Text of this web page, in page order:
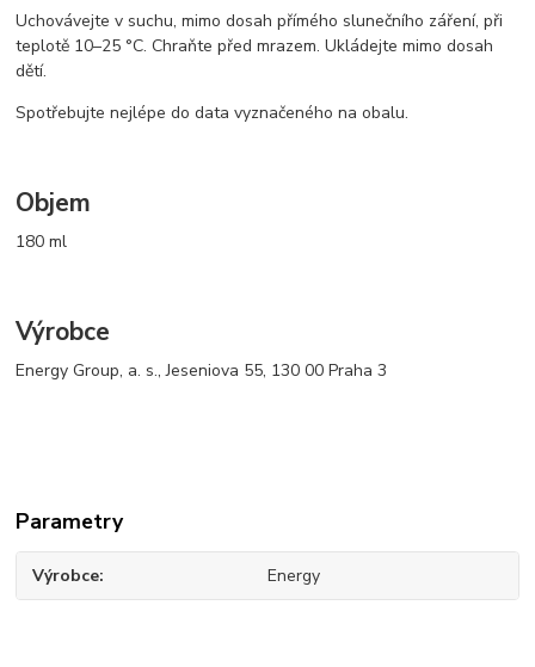
Uchovávejte v suchu, mimo dosah přímého slunečního záření, při
teplotě 10–25 °C. Chraňte před mrazem. Ukládejte mimo dosah
dětí.
Spotřebujte nejlépe do data vyznačeného na obalu.
Objem
180 ml
Výrobce
Energy Group, a. s., Jeseniova 55, 130 00 Praha 3
Parametry
Výrobce Energy